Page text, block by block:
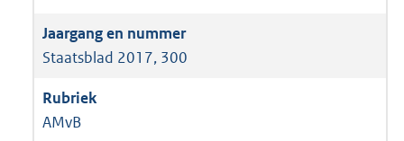
Staatsblad 2017, 300
AMvB